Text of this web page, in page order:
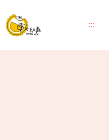
到
主
:::